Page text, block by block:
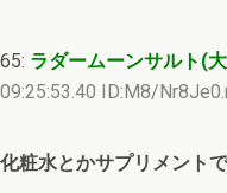
65: ラダームーンサルト(
09:25:53.40 ID:M8/
化粧水とかサプリメント